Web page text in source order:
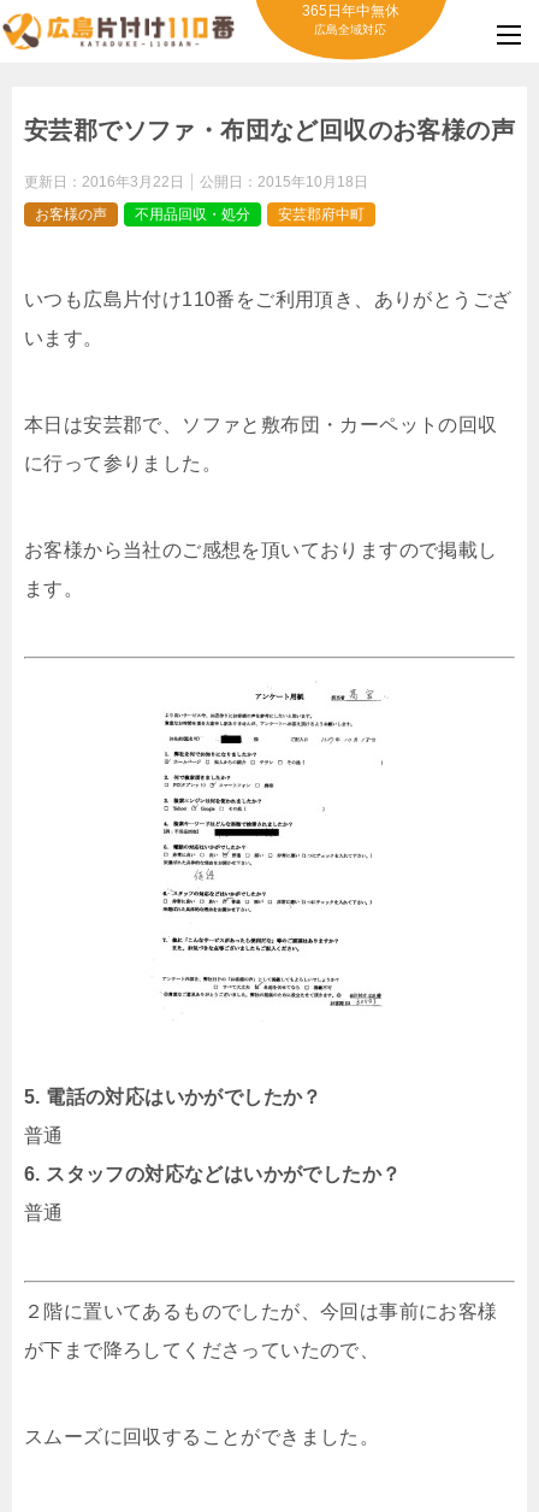
365日年中無休
広島全域対応
安芸郡でソファ・布団など回収のお客様の声
更新日： 2016年3月22日 公開日： 2015年10月18日
お客様の声
不用品回収・処分 安芸郡府中町
いつも広島片付け110番をご利用頂き、ありがとうござ
います。
本日は安芸郡で、ソファと敷布団・カーペットの回収
に行って参りました。
お客様から当社のご感想を頂いておりますので掲載し
ます。
5. 電話の対応はいかがでしたか？
普通
6. スタッフの対応などはいかがでしたか？
普通
２階に置いてあるものでしたが、今回は事前にお客様
が下まで降ろしてくださっていたので、
スムーズに回収することができました。